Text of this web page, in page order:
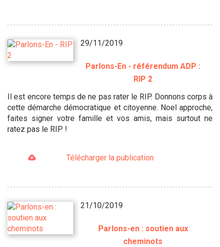
29/11/2019
Parlons-En - référendum ADP :
RIP 2
Il est encore temps de ne pas rater le RIP. Donnons corps à
cette démarche démocratique et citoyenne. Noel approche,
faites signer votre famille et vos amis, mais surtout ne
ratez pas le RIP !
Télécharger la publication
21/10/2019
Parlons-en : soutien aux
cheminots